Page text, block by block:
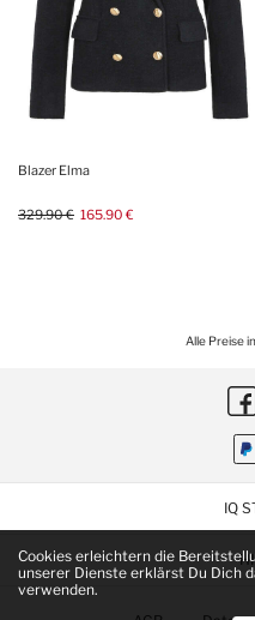
Cookies erleichtern die
unserer Dienste erklärst Du Dich
verwenden.
Blazer Elma
329.90 € 165.90 €
Alle Preise
IQ